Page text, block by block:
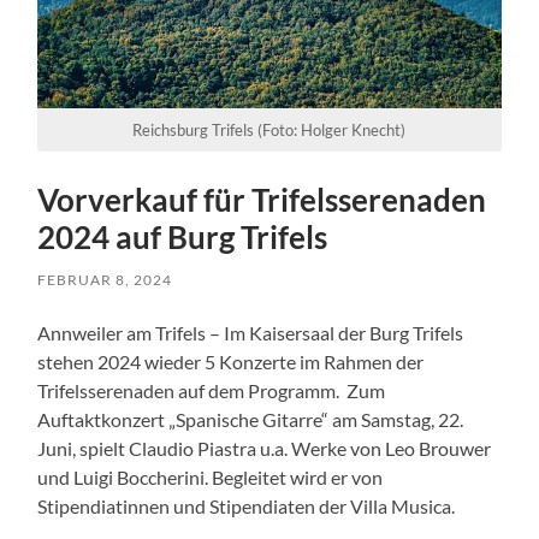
Reichsburg Trifels (Foto: Holger Knecht)
Vorverkauf für Trifelsserenaden
2024 auf Burg Trifels
FEBRUAR 8, 2024
Annweiler am Trifels – Im Kaisersaal der Burg Trifels
stehen 2024 wieder 5 Konzerte im Rahmen der
Trifelsserenaden auf dem Programm. Zum
Auftaktkonzert „Spanische Gitarre“ am Samstag, 22.
Juni, spielt Claudio Piastra u.a. Werke von Leo Brouwer
und Luigi Boccherini. Begleitet wird er von
Stipendiatinnen und Stipendiaten der Villa Musica.